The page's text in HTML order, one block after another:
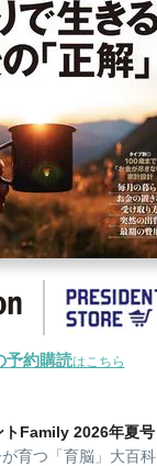
予約購読はこちら
トFamily 2026年夏号
育つ「育脳」大百科